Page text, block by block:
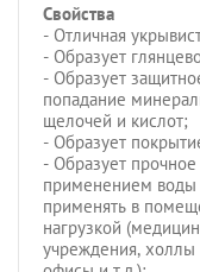
Свойства
- Отличная
- Образует
- Образует
попадание
щелочей и кислот;
- Образует
- Образует
применением воды
применять в
нагрузкой
учреждения,